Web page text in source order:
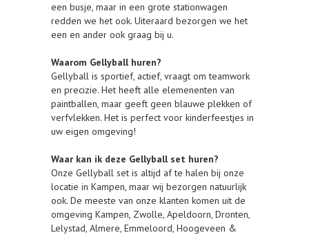
een busje, maar in een grote stationwagen
redden we het ook. Uiteraard bezorgen we het
een en ander ook graag bij u.
Waarom Gellyball huren?
Gellyball is sportief, actief, vraagt om teamwork
en precizie. Het heeft alle elemenenten van
paintballen, maar geeft geen blauwe plekken of
verfvlekken. Het is perfect voor kinderfeestjes in
uw eigen omgeving!
Waar kan ik deze Gellyball set huren?
Onze Gellyball set is altijd af te halen bij onze
locatie in Kampen, maar wij bezorgen natuurlijk
ook. De meeste van onze klanten komen uit de
omgeving Kampen, Zwolle, Apeldoorn, Dronten,
Lelystad, Almere, Emmeloord, Hoogeveen &